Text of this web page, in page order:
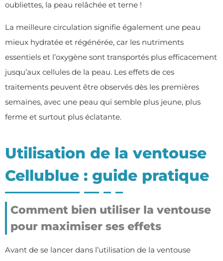
oubliettes, la peau relâchée et terne !
La meilleure circulation signifie également une peau
mieux hydratée et régénérée, car les nutriments
essentiels et l’oxygène sont transportés plus efficacement
jusqu’aux cellules de la peau. Les effets de ces
traitements peuvent être observés dès les premières
semaines, avec une peau qui semble plus jeune, plus
ferme et surtout plus éclatante.
Utilisation de la ventouse
Cellublue : guide pratique
Comment bien utiliser la ventouse
pour maximiser ses effets
Avant de se lancer dans l’utilisation de la ventouse